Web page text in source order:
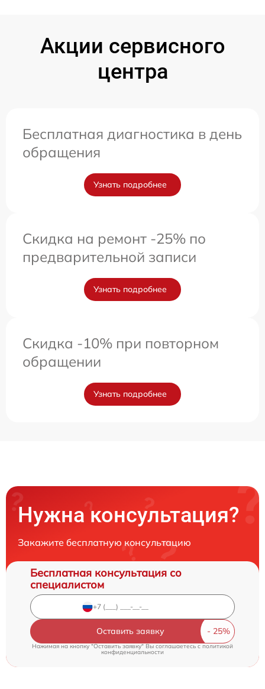
Акции сервисного
центра
Бесплатная диагностика в день
обращения
Узнать подробнее
Скидка на ремонт -25% по
предварительной записи
Узнать подробнее
Скидка -10% при повторном
обращении
Узнать подробнее
Нужна консультация?
Закажите бесплатную консультацию
Бесплатная консультация со
специалистом
Оставить заявку
Нажимая на кнопку "Оставить заявку" Вы соглашаетесь cполитикой
конфиденциальности